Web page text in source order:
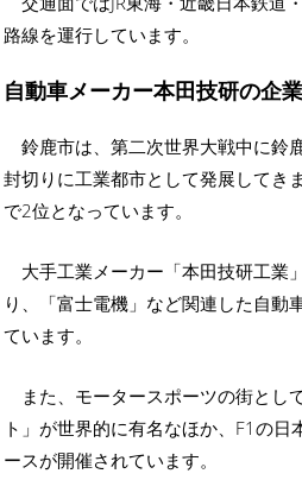
路線を運行しています。
自動車メーカー本田技研の企
鈴鹿市は、第二次世界大戦中に鈴
封切りに工業都市として発展してき
で2位となっています。
大手工業メーカー「本田技研工業
り、「富士電機」など関連した自動
ています。
また、モータースポーツの街とし
ト」が世界的に有名なほか、F1の
ースが開催されています。